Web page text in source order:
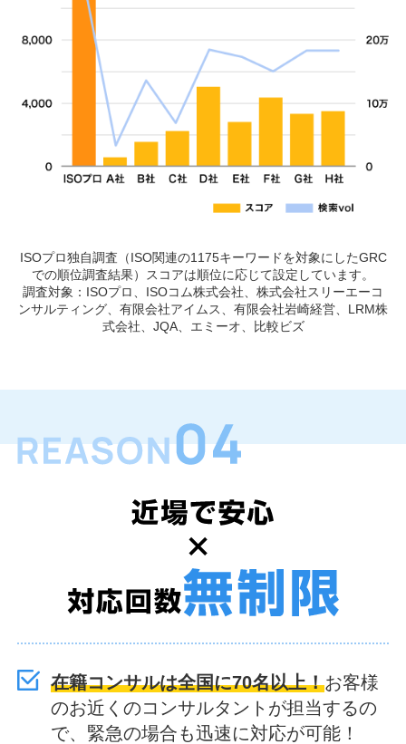
ISOプロ独自調査（ISO関連の1175キーワードを対象にしたGRC
での順位調査結果）スコアは順位に応じて設定しています。
調査対象：ISOプロ、ISOコム株式会社、株式会社スリーエーコ
ンサルティング、有限会社アイムス、有限会社岩崎経営、LRM株
式会社、JQA、エミーオ、比較ビズ
在籍コンサルは全国に70名以上！お客様
のお近くのコンサルタントが担当するの
で、緊急の場合も迅速に対応が可能！